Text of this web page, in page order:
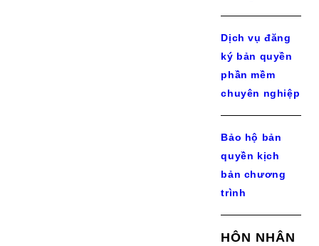
Dịch vụ đăng
ký bản quyền
phần mềm
chuyên nghiệp
Bảo hộ bản
quyền kịch
bản chương
trình
HÔN NHÂN